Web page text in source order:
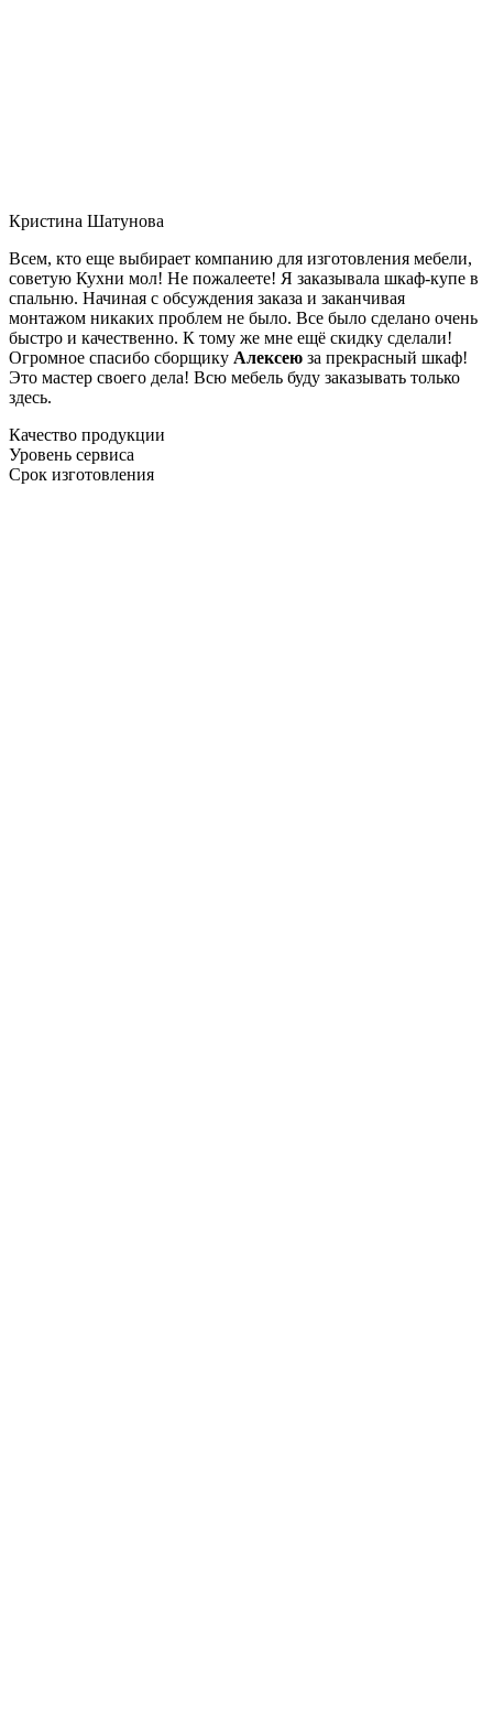
Кристина Шатунова
Всем, кто еще выбирает компанию для изготовления мебели,
советую Кухни мол! Не пожалеете! Я заказывала шкаф-купе в
спальню. Начиная с обсуждения заказа и заканчивая
монтажом никаких проблем не было. Все было сделано очень
быстро и качественно. К тому же мне ещё скидку сделали!
Огромное спасибо сборщику Алексею за прекрасный шкаф!
Это мастер своего дела! Всю мебель буду заказывать только
здесь.
Качество продукции
Уровень сервиса
Срок изготовления